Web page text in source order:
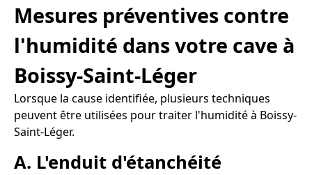
Mesures préventives contre
l'humidité dans votre cave à
Boissy-Saint-Léger
Lorsque la cause identifiée, plusieurs techniques
peuvent être utilisées pour traiter l'humidité à Boissy-
Saint-Léger.
A. L'enduit d'étanchéité